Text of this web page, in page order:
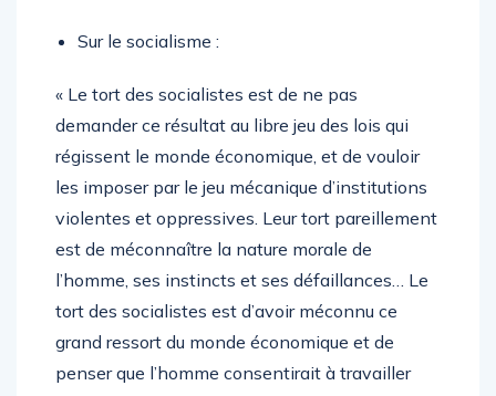
Sur le socialisme :
« Le tort des socialistes est de ne pas
demander ce résultat au libre jeu des lois qui
régissent le monde économique, et de vouloir
les imposer par le jeu mécanique d’institutions
violentes et oppressives. Leur tort pareillement
est de méconnaître la nature morale de
l’homme, ses instincts et ses défaillances… Le
tort des socialistes est d’avoir méconnu ce
grand ressort du monde économique et de
penser que l’homme consentirait à travailler